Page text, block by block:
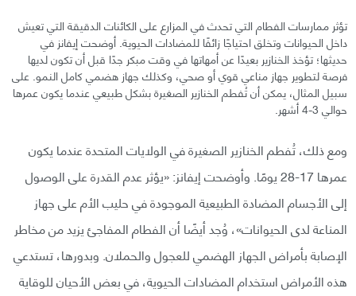
تؤثر ممارسات الفطام التي تحدث في المزارع على الكائنات الدقيقة التي تعيش
داخل الحيوانات وتخلق احتياجًا زائفًا للمضادات الحيوية. أوضحت إيفانز في
حديثها؛ تؤخذ الخنازير بعيدًا عن أمهاتها في وقت مبكر جدًا قبل أن تكون لديها
فرصة لتطوير جهاز مناعي قوي أو صحي، وكذلك جهاز هضمي كامل النمو. على
سبيل المثال، يمكن أن تُفطم الخنازير الصغيرة بشكل طبيعي عندما يكون عمرها
حوالي 3-4 أشهر.
ومع ذلك، تُفطم الخنازير الصغيرة في الولايات المتحدة عندما يكون
عمرها 17-28 يومًا. وأوضحت إيفانز: «يؤثر عدم القدرة على الوصول
إلى الأجسام المضادة الطبيعية الموجودة في حليب الأم على جهاز
المناعة لدى الحيوانات»، وُجد أيضًا أن الفطام المفاجئ يزيد من مخاطر
الإصابة بأمراض الجهاز الهضمي للعجول والحملان. وبدورها، تستدعي
هذه الأمراض استخدام المضادات الحيوية، في بعض الأحيان للوقاية